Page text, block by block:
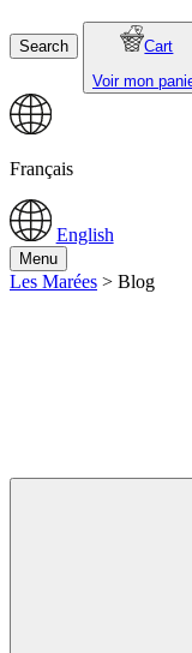
Search
Cart
Voir mon
Français
English
Menu
Les Marées > Blog